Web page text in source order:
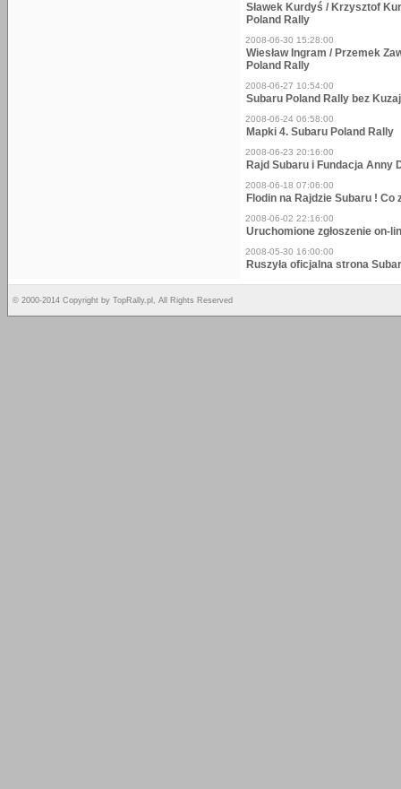
Sławek Kurdyś / Krzysztof
Poland Rally
2008-06-30 15:28:00
Wiesław Ingram / Przemek
Poland Rally
2008-06-27 10:54:00
Subaru Poland Rally bez
2008-06-24 06:58:00
Mapki 4. Subaru Poland Rally
2008-06-23 20:16:00
Rajd Subaru i Fundacja Anny
2008-06-18 07:06:00
Flodin na Rajdzie Subaru ! Co
2008-06-02 22:16:00
Uruchomione zgłoszenie on-
2008-05-30 16:00:00
Ruszyła oficjalna strona
© 2000-2014 Copyright by TopRally.pl, All Rights Reserved